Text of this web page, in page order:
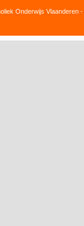
Onderwijs Vlaanderen